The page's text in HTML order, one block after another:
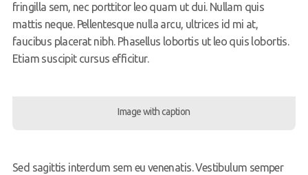
fringilla sem, nec porttitor leo quam ut dui. Nullam quis
mattis neque. Pellentesque nulla arcu, ultrices id mi at,
faucibus placerat nibh. Phasellus lobortis ut leo quis lobortis.
Etiam suscipit cursus efficitur.
Image with caption
Sed sagittis interdum sem eu venenatis. Vestibulum semper